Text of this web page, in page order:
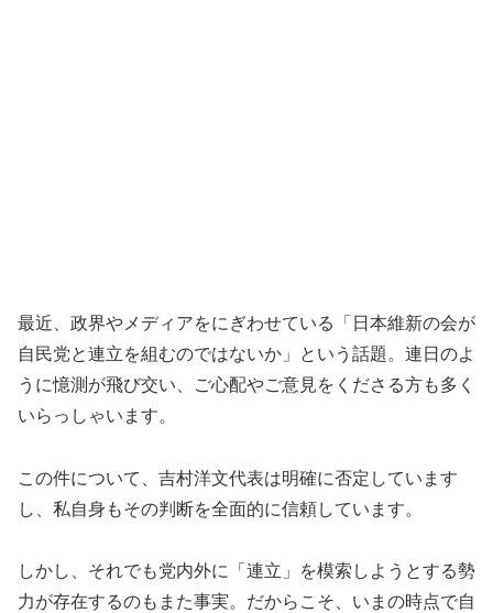
最近、政界やメディアをにぎわせている「日本維新の会が
自民党と連立を組むのではないか」という話題。連日のよ
うに憶測が飛び交い、ご心配やご意見をくださる方も多く
いらっしゃいます。
この件について、吉村洋文代表は明確に否定しています
し、私自身もその判断を全面的に信頼しています。
しかし、それでも党内外に「連立」を模索しようとする勢
力が存在するのもまた事実。だからこそ、いまの時点で自